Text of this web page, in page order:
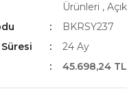
Ürünleri ,
BKRSY237
24 Ay
45.698,24